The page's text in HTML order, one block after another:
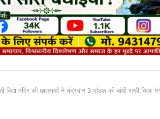
विद्या मंदिर की छात्राओं ने चंद्रयान 3 मॉडल की बांधी राखी,किया